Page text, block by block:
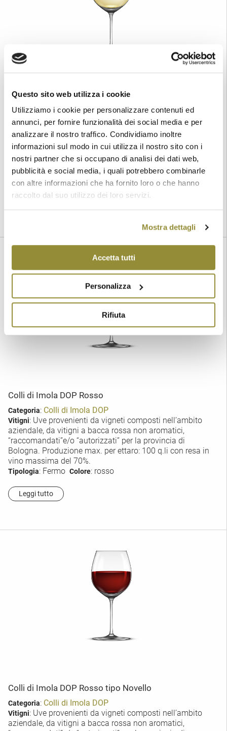
Questo sito web utilizza i cookie
Utilizziamo i cookie per personalizzare contenuti ed
annunci, per fornire funzionalità dei social media e per
analizzare il nostro traffico. Condividiamo inoltre
informazioni sul modo in cui utilizza il nostro sito con i
nostri partner che si occupano di analisi dei dati web,
pubblicità e social media, i quali potrebbero combinarle
con altre informazioni che ha fornito loro o che hanno
raccolto dal suo utilizzo dei loro servizi.
Mostra dettagli
Accetta tutti
Personalizza
Rifiuta
Categoria Colli di Imola DOP
: Pignoletto, prodotto in ambito aziendale, per
almeno l’85% - 15% uve a bacca bianca provenienti da
vitigni “raccomandati” e/o “autorizzati” nella provincia di
Bologna. Produzione max. per ettaro: 110 q.li con resa in
vino massima del 70%.
Tipologia : Fermo Colore : bianco
Colli di Imola DOP Rosso
Categoria: Colli di Imola DOP
Vitigni: Uve provenienti da vigneti composti nell’ambito
aziendale, da vitigni a bacca rossa non aromatici,
“raccomandati”e/o “autorizzati” per la provincia di
Bologna. Produzione max. per ettaro: 100 q.li con resa in
vino massima del 70%.
Tipologia: Fermo Colore: rosso
Leggi tutto
Colli di Imola DOP Rosso tipo Novello
Categoria: Colli di Imola DOP
Vitigni: Uve provenienti da vigneti composti nell’ambito
aziendale, da vitigni a bacca rossa non aromatici,